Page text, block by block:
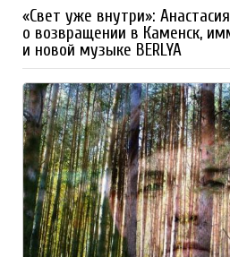
«Свет уже внутри»:
о возвращении в Каменск,
и новой музыке BERLYA